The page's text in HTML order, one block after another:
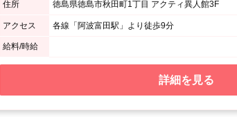
住所 徳島県徳島市秋田町1丁目 アクティ異人館3F
アクセス 各線「阿波富田駅」より徒歩9分
給料/時給
詳細を見る